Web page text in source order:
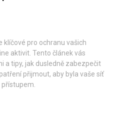
klíčové pro ochranu vašich
aktivit. Tento článek vás
a tipy, jak dusledně zabezpečit
přijmout, aby byla vaše síť
přístupem.